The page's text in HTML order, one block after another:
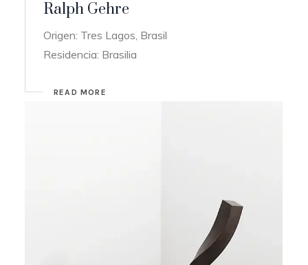
Ralph Gehre
Origen: Tres Lagos, Brasil
Residencia: Brasilia
READ MORE